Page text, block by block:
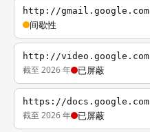
http://gmail.google.com
间歇性
http://video.google.com
截至 2026 年 已屏蔽
https://docs.google.com
截至 2026 年 已屏蔽